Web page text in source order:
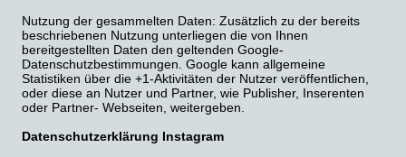
Nutzung der gesammelten Daten: Zusätzlich zu der bereits
beschriebenen Nutzung unterliegen die von Ihnen
bereitgestellten Daten den geltenden Google-
Datenschutzbestimmungen. Google kann allgemeine
Statistiken über die +1-Aktivitäten der Nutzer veröffentlichen,
oder diese an Nutzer und Partner, wie Publisher, Inserenten
oder Partner- Webseiten, weitergeben.
Datenschutzerklärung Instagram